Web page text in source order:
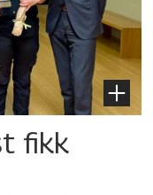
fikk